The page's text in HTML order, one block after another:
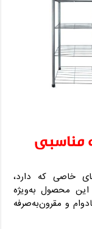
مناسبی
خاصی که دارد،
این محصول به‌ویژه
و مقرون‌به‌صرفه